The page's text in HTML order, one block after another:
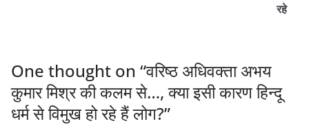
रहे
One thought on “वरिष्ठ अधिवक्ता अभय
कुमार मिश्र की कलम से…, क्या इसी कारण हिन्दू
धर्म से विमुख हो रहे हैं लोग?”